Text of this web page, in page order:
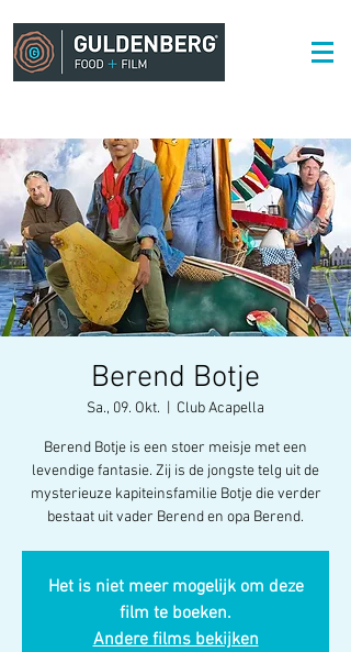
Berend Botje
Sa., 09. Okt. Club Acapella
Berend Botje is een stoer meisje met een
levendige fantasie. Zij is de jongste telg uit de
mysterieuze kapiteinsfamilie Botje die verder
bestaat uit vader Berend en opa Berend.
Het is niet meer mogelijk om deze
film te boeken.
Andere films bekijken